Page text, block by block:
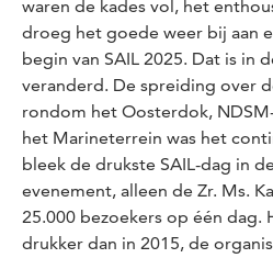
waren de kades vol, het
droeg het goede weer bij aan
begin van SAIL 2025. Dat is in
veranderd. De spreiding over
rondom het Oosterdok,
het Marineterrein was het
bleek de drukste SAIL-dag in
evenement, alleen de Zr. Ms.
25.000 bezoekers op één dag.
drukker dan in 2015, de